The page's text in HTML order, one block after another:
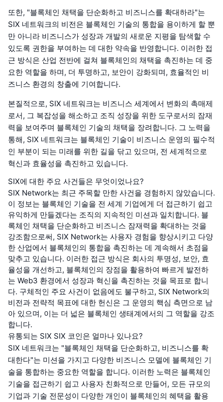
또한, "블록체인 채택을 단순화하고 비즈니스를 확대하라"는
SIX 네트워크의 비전은 블록체인 기술의 통합을 용이하게 할 뿐
만 아니라 비즈니스가 성장과 개발의 새로운 지평을 탐색할 수
있도록 권한을 부여하는 데 대한 약속을 반영합니다. 이러한 접
근 방식은 산업 전반에 걸쳐 블록체인의 채택을 촉진하는 데 중
요한 역할을 하며, 더 투명하고, 보안이 강화되며, 효율적인 비
즈니스 환경의 창출에 기여합니다.
본질적으로, SIX 네트워크는 비즈니스 세계에서 변화의 촉매제
로서, 그 복잡성을 해소하고 조직 성장을 위한 도구로서의 잠재
력을 보여주며 블록체인 기술의 채택을 장려합니다. 그 노력을
통해, SIX 네트워크는 블록체인 기술이 비즈니스 운영의 필수적
인 부분이 되는 미래를 위한 길을 닦고 있으며, 전 세계적으로
혁신과 효율성을 촉진하고 있습니다.
SIX에 대한 주요 사건들은 무엇이었나요?
SIX Network는 최근 주목할 만한 사건을 경험하지 않았습니다.
이 정보는 블록체인 기술을 전 세계 기업에게 더 접근하기 쉽고
유익하게 만들겠다는 조직의 지속적인 미션과 일치합니다. 블
록체인 채택을 단순화하고 비즈니스 잠재력을 확대하는 것을
강조함으로써, SIX Network는 사용자 경험을 향상시키고 다양
한 산업에서 블록체인의 통합을 촉진하는 데 계속해서 초점을
맞추고 있습니다. 이러한 접근 방식은 회사의 투명성, 보안, 효
율성을 개선하고, 블록체인의 장점을 활용하여 빠르게 발전하
는 Web3 환경에서 성장과 혁신을 촉진하는 것을 목표로 합니
다. 구체적인 주요 사건이 없음에도 불구하고, SIX Network의
비전과 전략적 목표에 대한 헌신은 그 운영의 핵심 측면으로 남
아 있으며, 이는 더 넓은 블록체인 생태계에서의 그 역할을 강조
합니다.
유통되는 SIX SIX 코인은 얼마나 있나요?
SIX 네트워크는 "블록체인 채택을 단순화하고, 비즈니스를 확
대한다"는 미션을 가지고 다양한 비즈니스 모델에 블록체인 기
술을 통합하는 중요한 역할을 합니다. 이러한 노력은 블록체인
기술을 접근하기 쉽고 사용자 친화적으로 만들어, 모든 규모의
기업과 기술 전문성이 다양한 개인이 블록체인의 혜택을 활용